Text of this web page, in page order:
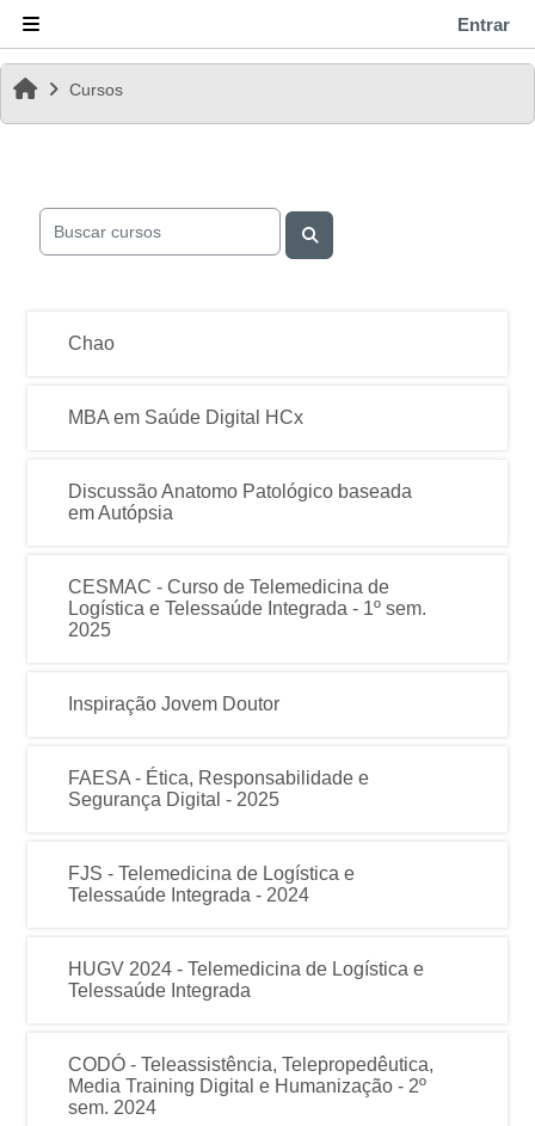
Entrar
Página inicial
Cursos
Buscar cursos
Buscar cursos
Chao
MBA em Saúde Digital HCx
Discussão Anatomo Patológico baseada
em Autópsia
CESMAC - Curso de Telemedicina de
Logística e Telessaúde Integrada - 1º sem.
2025
Inspiração Jovem Doutor
FAESA - Ética, Responsabilidade e
Segurança Digital - 2025
FJS - Telemedicina de Logística e
Telessaúde Integrada - 2024
HUGV 2024 - Telemedicina de Logística e
Telessaúde Integrada
CODÓ - Teleassistência, Telepropedêutica,
Media Training Digital e Humanização - 2º
sem. 2024